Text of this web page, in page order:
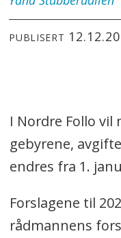
PUBLISERT
I Nordre Follo vil
gebyrene,
endres fra 1.
Forslagene til
rådmannens